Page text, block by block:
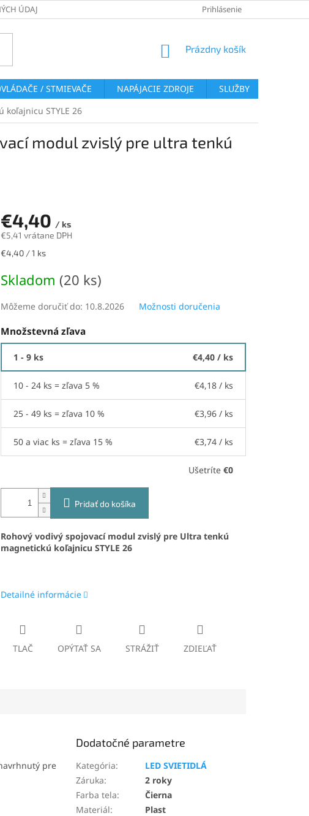
ÚDAJOV VRÁTENIE TOVARU
Prihlásenie
NÁKUPNÝ
Prázdny košík
/ STMIEVAČE NAPÁJACIE ZDROJE SLUŽBY
STYLE 26
modul zvislý pre ultra tenkú
€4,40 / ks
€5,41 vrátane DPH
Jednotková
€4,40 / 1 ks
Skladom (20 ks)
Môžeme doručiť do: 10.8.2026 Možnosti doručenia
Množstevná zľava
1 - 9 ks €4,40 / ks
10 - 24 ks = zľava 5 % €4,18 / ks
25 - 49 ks = zľava 10 % €3,96 / ks
50 a viac ks = zľava 15 % €3,74 / ks
Ušetríte €0
Pridať do košíka
Rohový vodivý spojovací modul zvislý pre Ultra tenkú
magnetickú koľajnicu STYLE 26
Detailné informácie
TLAČ OPÝTAŤ SA STRÁŽIŤ ZDIEĽAŤ
pre
Dodatočné parametre
Kategória:
LED SVIETIDLÁ
Záruka:
2 roky
Farba tela:
Čierna
Materiál:
Plast